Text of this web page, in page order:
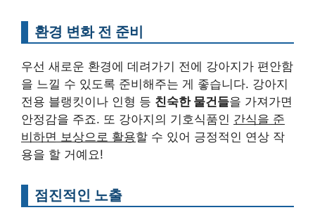
환경 변화 전 준비
우선 새로운 환경에 데려가기 전에 강아지가 편안함
을 느낄 수 있도록 준비해주는 게 좋습니다. 강아지
전용 블랭킷이나 인형 등 친숙한 물건들을 가져가면
안정감을 주죠. 또 강아지의 기호식품인 간식을 준
비하면 보상으로 활용할 수 있어 긍정적인 연상 작
용을 할 거예요!
점진적인 노출